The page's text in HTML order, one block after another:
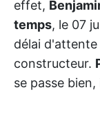
effet,
temps, le 07
délai
constructeur.
se passe